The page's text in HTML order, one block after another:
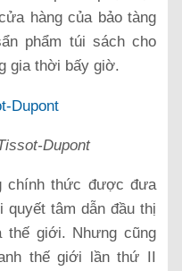
hàng của bảo tàng
phẩm túi sách cho
gia thời bấy giờ.
Dupont
chính thức được đưa
tâm dẫn đầu thị
giới. Nhưng cũng
thế giới lần thứ II